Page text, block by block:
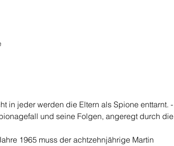
in jeder werden die Eltern als Spione enttarnt. -
und seine Folgen, angeregt durch die
1965 muss der achtzehnjährige Martin